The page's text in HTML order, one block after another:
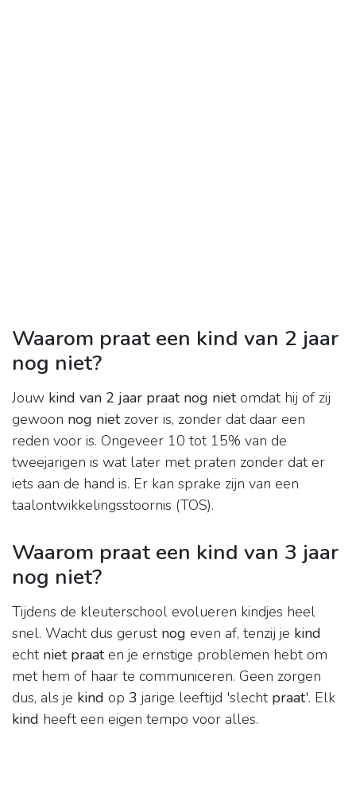
Waarom praat een kind van 2 jaar
nog niet?
Jouw kind van 2 jaar praat nog nietomdat hij of zij
gewoon nog nietzover is, zonder dat daar een
reden voor is. Ongeveer 10 tot 15% van de
tweejarigen is wat later met praten zonder dat er
iets aan de hand is. Er kan sprake zijn van een
taalontwikkelingsstoornis (TOS).
Waarom praat een kind van 3 jaar
nog niet?
Tijdens de kleuterschool evolueren kindjes heel
snel. Wacht dus gerust nog even af, tenzij je kind
echt niet praaten je ernstige problemen hebt om
met hem of haar te communiceren. Geen zorgen
dus, als je kind op 3 jarige leeftijd 'slecht praat'. Elk
kind heeft een eigen tempo voor alles.